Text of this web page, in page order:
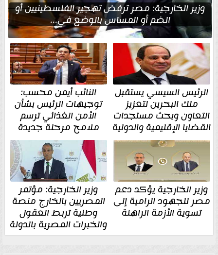
وزير الخارجية: مصر ترفض تهجير الفلسطينيين أو
الضم أو المساس بالوضع في...
الرئيس السيسي يستقبل
ملك البحرين لتعزيز
التعاون وبحث مستجدات
القضايا الإقليمية والدولية
النائب أيمن محسب:
توجيهات الرئيس بشأن
الأمن الغذائي ترسم
ملامح مرحلة جديدة
وزير الخارجية يؤكد دعم
مصر للجهود الرامية إلى
تسوية الأزمة الراهنة
وزير الخارجية: مؤتمر
المصريين بالخارج منصة
وطنية تربط العقول
والخبرات المصرية بالدولة